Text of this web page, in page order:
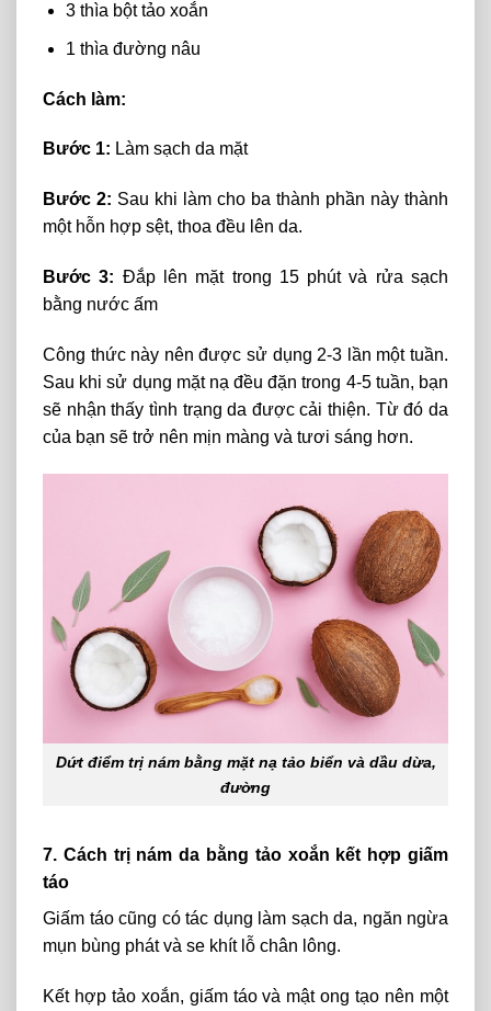
3 thìa bột tảo xoắn
1 thìa đường nâu
Cách làm:
Bước 1: Làm sạch da mặt
Bước 2: Sau khi làm cho ba thành phần này thành
một hỗn hợp sệt, thoa đều lên da.
Bước 3: Đắp lên mặt trong 15 phút và rửa sạch
bằng nước ấm
Công thức này nên được sử dụng 2-3 lần một tuần.
Sau khi sử dụng mặt nạ đều đặn trong 4-5 tuần, bạn
sẽ nhận thấy tình trạng da được cải thiện. Từ đó da
của bạn sẽ trở nên mịn màng và tươi sáng hơn.
Dứt điểm trị nám bằng mặt nạ tảo biển và dầu dừa,
đường
7. Cách trị nám da bằng tảo xoắn kết hợp giấm
táo
Giấm táo cũng có tác dụng làm sạch da, ngăn ngừa
mụn bùng phát và se khít lỗ chân lông.
Kết hợp tảo xoắn, giấm táo và mật ong tạo nên một